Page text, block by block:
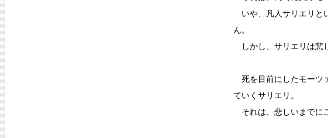
いや、凡人サリエリと
ん。
しかし、サリエリは悲
死を目前にしたモーツ
ていくサリエリ。
それは、悲しいまでに